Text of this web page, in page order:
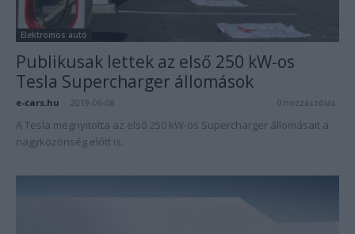
Elektromos autó
Publikusak lettek az első 250 kW-os
Tesla Supercharger állomások
e-cars.hu 2019-06-08 0 hozzászólás
A Tesla megnyitotta az első 250 kW-os Supercharger állomásait a
nagyközönség előtt is.